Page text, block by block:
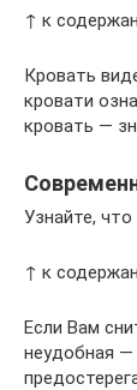
↑ к
Кровать
кровати
кровать —
Узнайте,
↑ к
Если Вам
неудобная —